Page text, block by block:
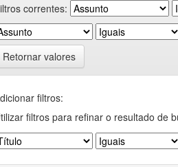
correntes:
Retornar valores
filtros:
filtros para refinar o resultado de